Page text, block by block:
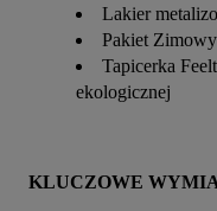
Lakier
Pakiet Zimowy
Tapicerka
ekologicznej
KLUCZOWE